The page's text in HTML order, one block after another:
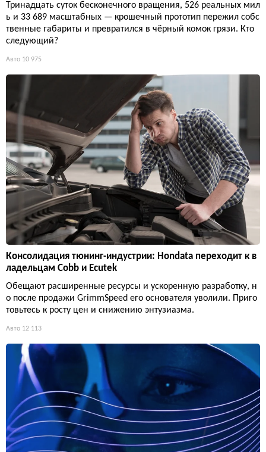
Тринадцать суток бесконечного вращения, 526 реальных мил
ь и 33 689 масштабных — крошечный прототип пережил собс
твенные габариты и превратился в чёрный комок грязи. Кто
следующий?
Авто 10 975
Консолидация тюнинг-индустрии: Hondata переходит к в
ладельцам Cobb и Ecutek
Обещают расширенные ресурсы и ускоренную разработку, н
о после продажи GrimmSpeed его основателя уволили. Приго
товьтесь к росту цен и снижению энтузиазма.
Авто 12 113